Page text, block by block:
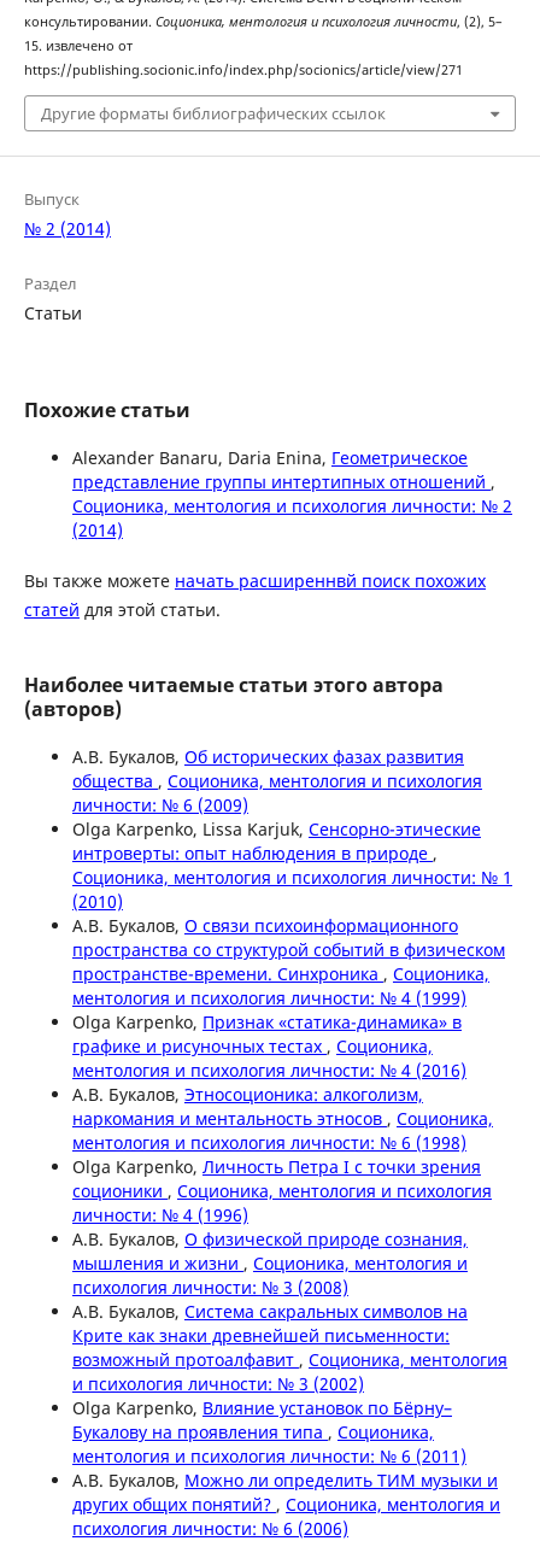
консультировании. Соционика, ментология и психология личности, (2), 5–
15. извлечено от
https://publishing.socionic.info/index.php/socionics/article/view/271
Другие форматы библиографических ссылок
Выпуск
№ 2 (2014)
Раздел
Статьи
Похожие статьи
Alexander Banaru, Daria Enina, Геометрическое
представление группы интертипных отношений ,
Соционика, ментология и психология личности: № 2
(2014)
Вы также можете начать расширеннвй поиск похожих
статей для этой статьи.
Наиболее читаемые статьи этого автора
(авторов)
А.В. Букалов, Об исторических фазах развития
общества , Соционика, ментология и психология
личности: № 6 (2009)
Olga Karpenko, Lissa Karjuk, Сенсорно-этические
интроверты: опыт наблюдения в природе ,
Соционика, ментология и психология личности: № 1
(2010)
А.В. Букалов, О связи психоинформационного
пространства со структурой событий в физическом
пространстве-времени. Синхроника , Соционика,
ментология и психология личности: № 4 (1999)
Olga Karpenko, Признак «статика-динамика» в
графике и рисуночных тестах , Соционика,
ментология и психология личности: № 4 (2016)
А.В. Букалов, Этносоционика: алкоголизм,
наркомания и ментальность этносов , Соционика,
ментология и психология личности: № 6 (1998)
Olga Karpenko, Личность Петра I с точки зрения
соционики , Соционика, ментология и психология
личности: № 4 (1996)
А.В. Букалов, О физической природе сознания,
мышления и жизни , Соционика, ментология и
психология личности: № 3 (2008)
А.В. Букалов, Система сакральных символов на
Крите как знаки древнейшей письменности:
возможный протоалфавит , Соционика, ментология
и психология личности: № 3 (2002)
Olga Karpenko, Влияние установок по Бёрну–
Букалову на проявления типа , Соционика,
ментология и психология личности: № 6 (2011)
А.В. Букалов, Можно ли определить ТИМ музыки и
других общих понятий? , Соционика, ментология и
психология личности: № 6 (2006)